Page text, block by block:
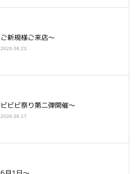
ご新規様ご来店～
2026.06.23
ビビビ祭り第二弾開催～
2026.06.17